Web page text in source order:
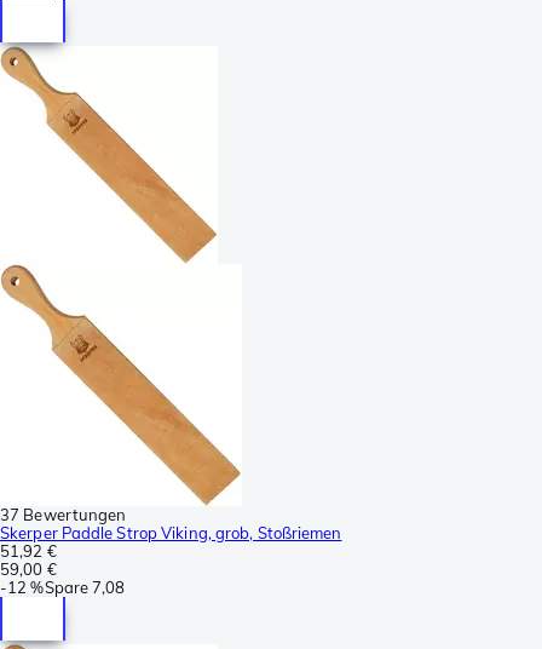
37 Bewertungen
Skerper Paddle Strop Viking, grob, Stoßriemen
51,92 €
59,00 €
-12 %Spare7,08